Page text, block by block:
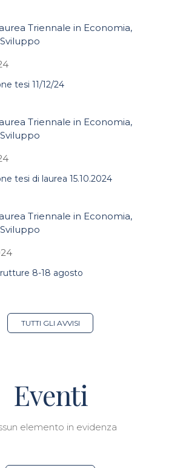
Triennale in Economia,
tesi 11/12/24
Triennale in Economia,
tesi di laurea 15.10.2024
Triennale in Economia,
8-18 agosto
TUTTI GLI AVVISI
Eventi
elemento in evidenza